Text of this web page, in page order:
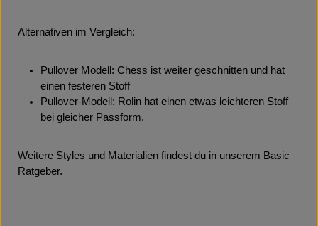
Alternativen im Vergleich:
Pullover Modell: Chess ist weiter geschnitten und hat
einen festeren Stoff
Pullover-Modell: Rolin hat einen etwas leichteren Stoff
bei gleicher Passform.
Weitere Styles und Materialien findest du in unserem Basic
Ratgeber.